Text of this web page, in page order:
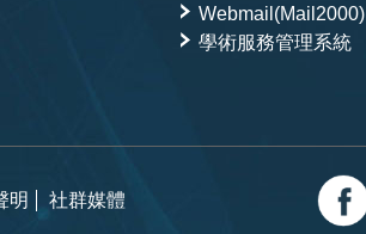
Webmail(Mail2000)
學術服務管理系統
明 社群媒體